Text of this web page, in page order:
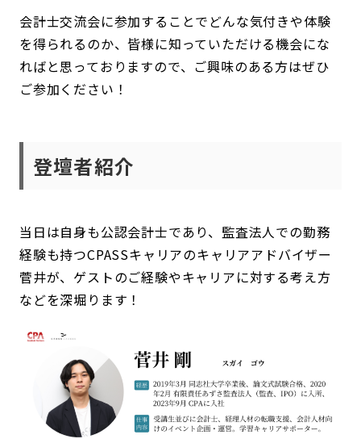
会計士交流会に参加することでどんな気付きや体験
を得られるのか、皆様に知っていただける機会にな
ればと思っておりますので、ご興味のある方はぜひ
ご参加ください！
登壇者紹介
当日は自身も公認会計士であり、監査法人での勤務
経験も持つCPASSキャリアのキャリアアドバイザー
菅井が、ゲストのご経験やキャリアに対する考え方
などを深堀ります！